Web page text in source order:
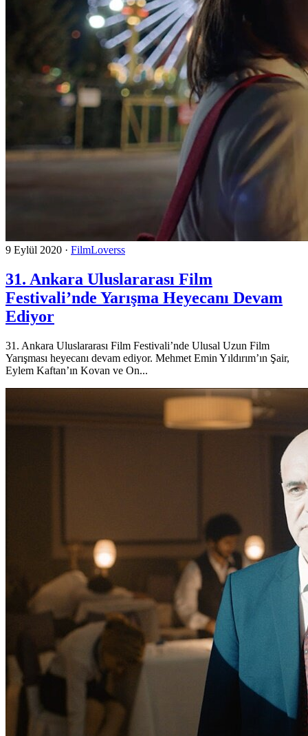
9 Eylül 2020 · FilmLoverss
31. Ankara Uluslararası Film
Festivali’nde Yarışma Heyecanı Devam
Ediyor
31. Ankara Uluslararası Film Festivali’nde Ulusal Uzun Film
Yarışması heyecanı devam ediyor. Mehmet Emin Yıldırım’ın Şair,
Eylem Kaftan’ın Kovan ve On...